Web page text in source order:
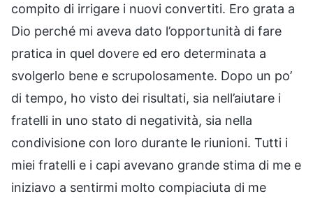
compito di irrigare i nuovi convertiti. Ero grata a
Dio perché mi aveva dato l’opportunità di fare
pratica in quel dovere ed ero determinata a
svolgerlo bene e scrupolosamente. Dopo un po’
di tempo, ho visto dei risultati, sia nell’aiutare i
fratelli in uno stato di negatività, sia nella
condivisione con loro durante le riunioni. Tutti i
miei fratelli e i capi avevano grande stima di me e
iniziavo a sentirmi molto compiaciuta di me